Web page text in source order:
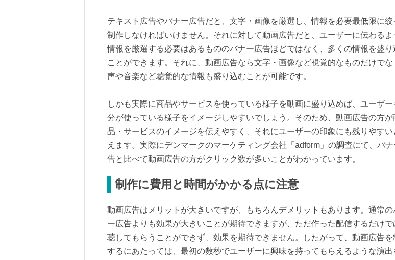
テキスト広告やバナー広告だと、文字・画像を厳選し、情報を必要最低限に絞
制作しなければいけません。それに対して動画広告だと、ユーザーに伝わるよ
情報を厳選する必要はあるもののバナー広告ほどではなく、多くの情報を盛り
ことができます。それに、動画広告なら文字・画像など視覚的なものだけでな
声や音楽など聴覚的な情報も盛り込むことが可能です。
しかも実際に商品やサービスを使っている様子を動画に盛り込めば、ユーザー
分が使っている様子をイメージしやすいでしょう。そのため、動画広告の方が
品・サービスのイメージを伝えやすく、それにユーザーの印象にも残りやすい
えます。実際にデンマークのマーケティング会社「adform」の調査にて、バナ
告と比べて動画広告の方がクリック数が多いことがわかっています。
制作に費用と時間がかかる点に注意
動画広告はメリットが大きいですが、もちろんデメリットもあります。通常の
ー広告よりも効果が大きいことが期待できますが、ただ作った配信するだけで
聴してもらうことができず、効果を期待できません。したがって、動画広告を
するにあたっては、最初の数秒でユーザーに興味を持ってもらえるような演出